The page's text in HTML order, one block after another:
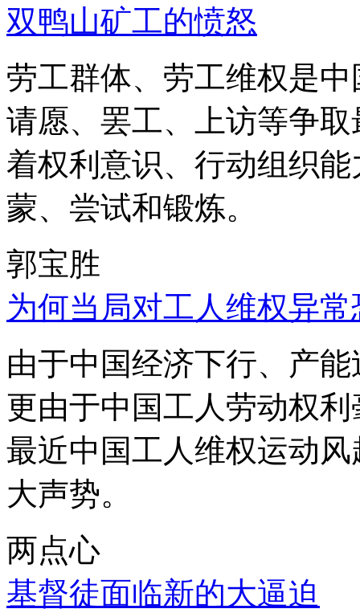
双鸭山矿工的愤怒
劳工群体、劳工维权是
请愿、罢工、上访等争
着权利意识、行动组织
蒙、尝试和锻炼。
郭宝胜
为何当局对工人维权异
由于中国经济下行、产
更由于中国工人劳动权
最近中国工人维权运动
大声势。
两点心
基督徒面临新的大逼迫